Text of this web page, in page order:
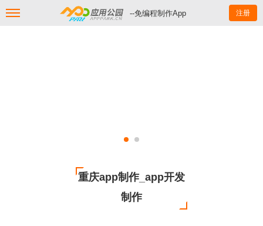
--免编程制作App 注册
重庆app制作_app开发
制作